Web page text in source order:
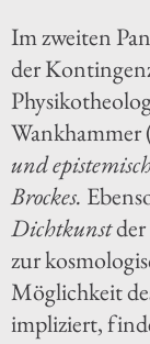
Im zweiten
der
und
Brockes.
Dichtkunstder
zur
Möglichkeit
impliziert,